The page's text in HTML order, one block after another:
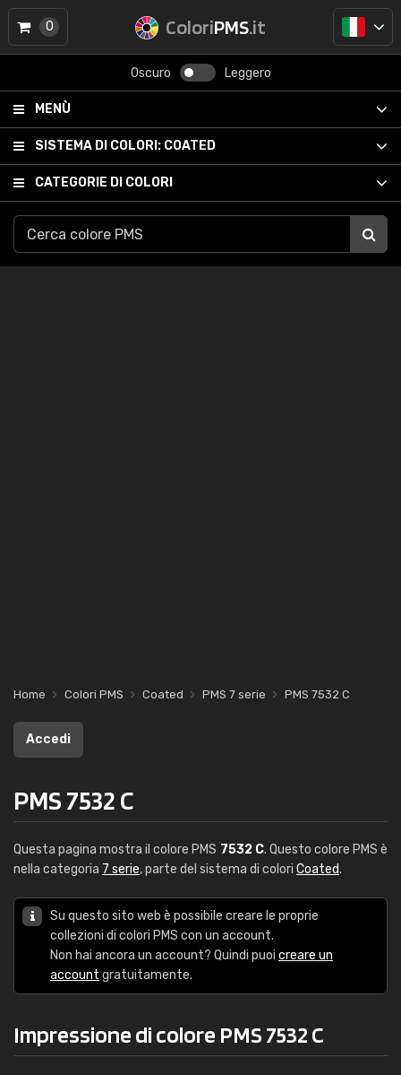
ColoriPMS.it
Oscuro Leggero
MENÙ
SISTEMA DI COLORI: COATED
CATEGORIE DI COLORI
0
Home Colori PMS Coated PMS 7 serie PMS 7532 C
Accedi
PMS 7532 C
Questa pagina mostra il colore PMS 7532 C. Questo colore PMS è
nella categoria 7 serie, parte del sistema di colori Coated.
Su questo sito web è possibile creare le proprie
collezioni di colori PMS con un account.
Non hai ancora un account? Quindi puoi creare un
account gratuitamente.
Impressione di colore PMS 7532 C